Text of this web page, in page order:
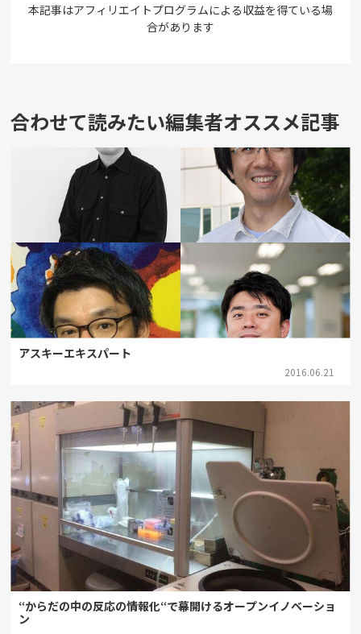
本記事はアフィリエイトプログラムによる収益を得ている場
合があります
合わせて読みたい編集者オススメ記事
アスキーエキスパート
2016.06.21
“からだの中の反応の情報化“で幕開けるオープンイノベーショ
ン